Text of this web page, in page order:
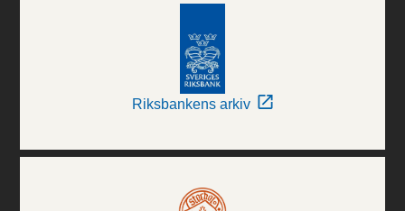
Riksbankens arkiv